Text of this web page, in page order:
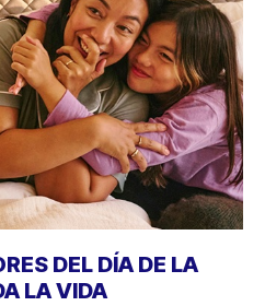
DEL DÍA DE LA
LA VIDA